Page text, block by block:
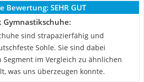
Bewertung: SEHR GUT
Gymnastikschuhe:
sind strapazierfähig und
Sohle. Sie sind dabei
im Vergleich zu ähnlichen
was uns überzeugen konnte.